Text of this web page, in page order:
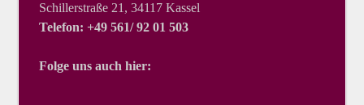
Schillerstraße 21, 34117 Kassel
Telefon: +49 561/ 92 01 503
Folge uns auch hier: